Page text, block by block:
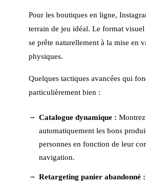
Pour les boutiques en ligne,
terrain de jeu idéal. Le format
se prête naturellement à la mise en
physiques.
Quelques tactiques avancées qui
particulièrement bien :
Catalogue dynamique : Montrez
automatiquement les bons
personnes en fonction de leur
navigation.
Retargeting panier abandonné :